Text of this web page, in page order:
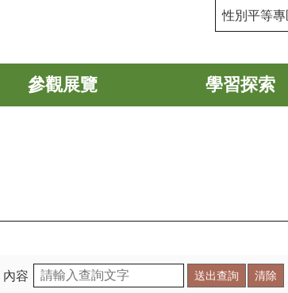
性別平等專
參觀展覽 學習探索
內容